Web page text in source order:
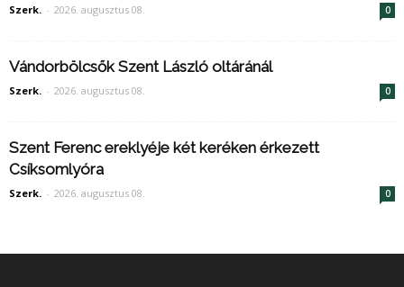
Szerk. - 2026. augusztus 08. 0
Vándorbölcsők Szent László oltáránál
Szerk. - 2026. augusztus 08. 0
Szent Ferenc ereklyéje két keréken érkezett
Csíksomlyóra
Szerk. - 2026. augusztus 08. 0